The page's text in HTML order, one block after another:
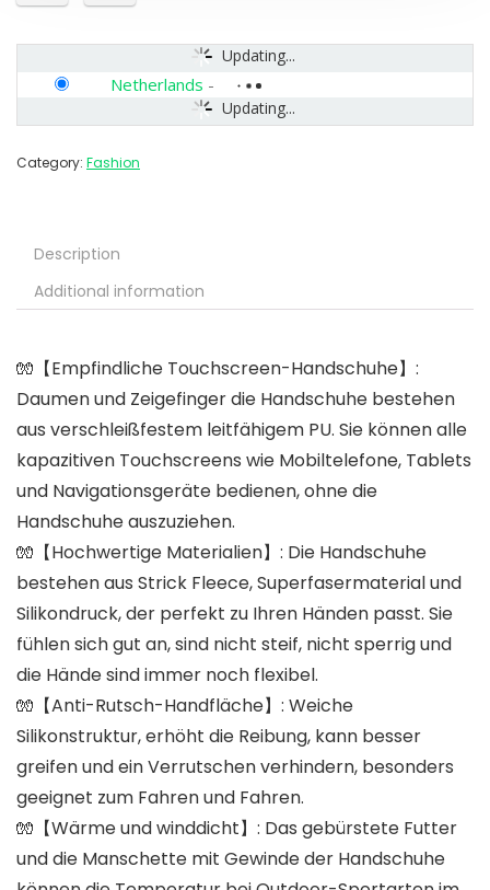
Updating...
Updating...
Netherlands -
Category: Fashion
Description
Additional information
🧤【Empfindliche Touchscreen-Handschuhe】:
Daumen und Zeigefinger die Handschuhe bestehen
aus verschleißfestem leitfähigem PU. Sie können alle
kapazitiven Touchscreens wie Mobiltelefone, Tablets
und Navigationsgeräte bedienen, ohne die
Handschuhe auszuziehen.
🧤【Hochwertige Materialien】: Die Handschuhe
bestehen aus Strick Fleece, Superfasermaterial und
Silikondruck, der perfekt zu Ihren Händen passt. Sie
fühlen sich gut an, sind nicht steif, nicht sperrig und
die Hände sind immer noch flexibel.
🧤【Anti-Rutsch-Handfläche】: Weiche
Silikonstruktur, erhöht die Reibung, kann besser
greifen und ein Verrutschen verhindern, besonders
geeignet zum Fahren und Fahren.
🧤【Wärme und winddicht】: Das gebürstete Futter
und die Manschette mit Gewinde der Handschuhe